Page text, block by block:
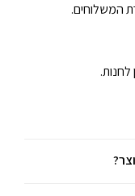
המשלוחים.